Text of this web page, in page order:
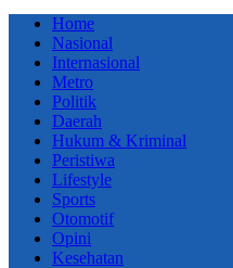
Home
Nasional
Internasional
Metro
Politik
Daerah
Hukum & Kriminal
Peristiwa
Lifestyle
Sports
Otomotif
Opini
Kesehatan